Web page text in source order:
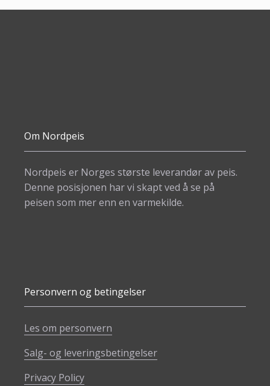
Om Nordpeis
Nordpeis er Norges største leverandør av peis.
Denne posisjonen har vi skapt ved å se på
peisen som mer enn en varmekilde.
Personvern og betingelser
Les om personvern
Salg- og leveringsbetingelser
Privacy Policy